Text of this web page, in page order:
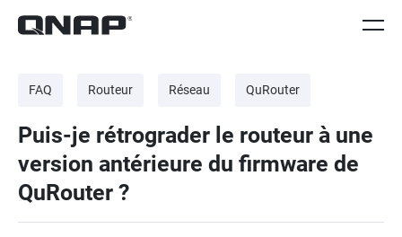
FAQ Routeur Réseau QuRouter
Puis-je rétrograder le routeur à une
version antérieure du firmware de
QuRouter ?